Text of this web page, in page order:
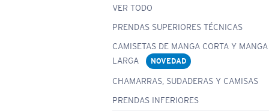
VER TODO
PRENDAS SUPERIORES TÉCNICAS
CAMISETAS DE MANGA CORTA Y MANGA
LARGA
NOVEDAD
CHAMARRAS, SUDADERAS Y CAMISAS
PRENDAS INFERIORES